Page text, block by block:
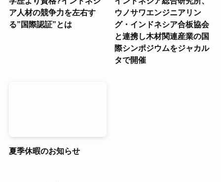
ア人材の競争力を左右す
る”国際認証”とは
ウノサワエンジニアリン
グ・インドネシア合板協会
と連携し木材関連産業の国
際シンポジウムをジャカル
タで開催
夏季休暇のお知らせ